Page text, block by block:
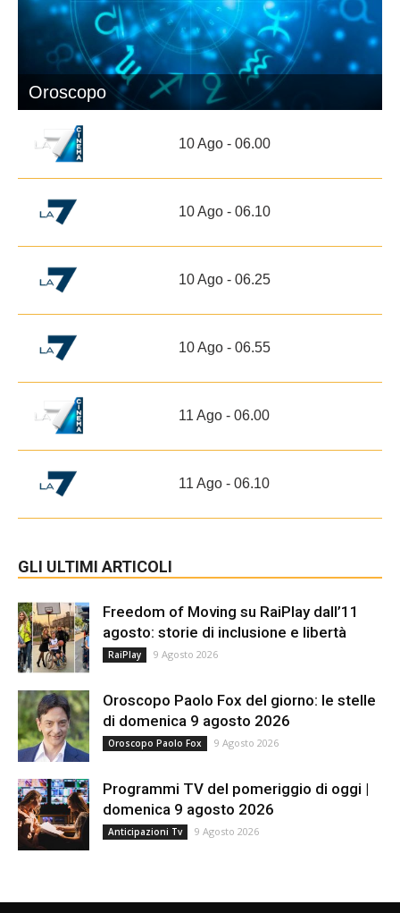
Oroscopo
10 Ago - 06.00
10 Ago - 06.10
10 Ago - 06.25
10 Ago - 06.55
11 Ago - 06.00
11 Ago - 06.10
GLI ULTIMI ARTICOLI
Freedom of Moving su RaiPlay dall’11
agosto: storie di inclusione e libertà
RaiPlay 9 Agosto 2026
Oroscopo Paolo Fox del giorno: le stelle
di domenica 9 agosto 2026
Oroscopo Paolo Fox 9 Agosto 2026
Programmi TV del pomeriggio di oggi |
domenica 9 agosto 2026
Anticipazioni Tv 9 Agosto 2026